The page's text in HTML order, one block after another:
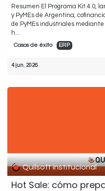
Resumen El Programa Kit 4.0,
y PyMEs de Argentina,
de PyMEs industriales
h...
Casos de éxito ERP
4 jun. 2026
Quilsoft Institucional
Hot Sale: cómo